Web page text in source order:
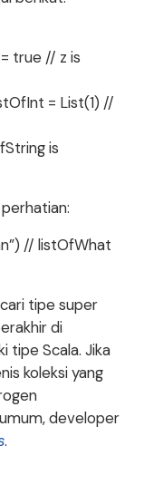
true // z is
= List(1) //
is
// listOfWhat
tipe super
di
tipe Scala. Jika
koleksi yang
developer
.